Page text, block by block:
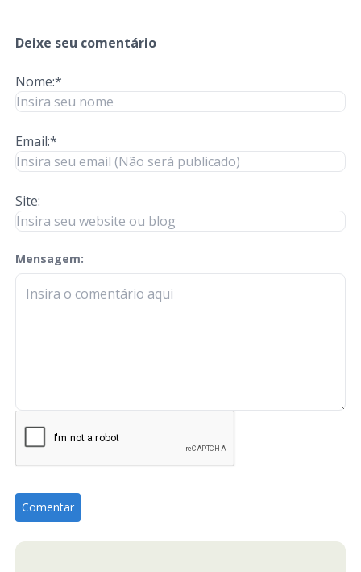
Deixe seu comentário
Nome:*
Email:*
Site:
Mensagem:
check-terms